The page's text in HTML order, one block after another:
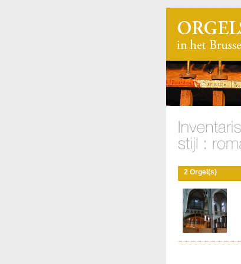
2 Orgel(s)